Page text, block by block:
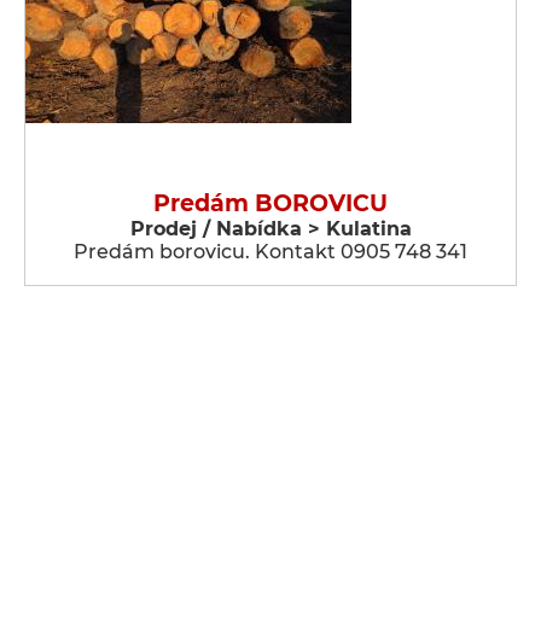
Predám BOROVICU
Prodej / Nabídka > Kulatina
Predám borovicu. Kontakt 0905 748 341